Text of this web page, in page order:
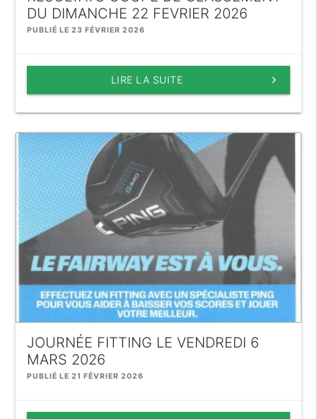
DU DIMANCHE 22 FEVRIER 2026
PUBLIÉ LE 23 FÉVRIER 2026
keyboard_arrow_right
LIRE LA SUITE
JOURNÉE FITTING LE VENDREDI 6
MARS 2026
PUBLIÉ LE 21 FÉVRIER 2026